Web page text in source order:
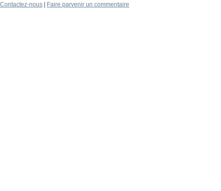
Contactez-nous
Faire parvenir un commentaire